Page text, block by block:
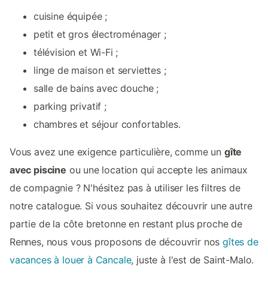
cuisine équipée ;
petit et gros électroménager ;
télévision et Wi-Fi ;
linge de maison et serviettes ;
salle de bains avec douche ;
parking privatif ;
chambres et séjour confortables.
Vous avez une exigence particulière, comme un gîte
avec piscine ou une location qui accepte les animaux
de compagnie ? N'hésitez pas à utiliser les filtres de
notre catalogue. Si vous souhaitez découvrir une autre
partie de la côte bretonne en restant plus proche de
Rennes, nous vous proposons de découvrir nosgîtes de
vacances à louer à Cancale, juste à l'est de Saint-Malo.